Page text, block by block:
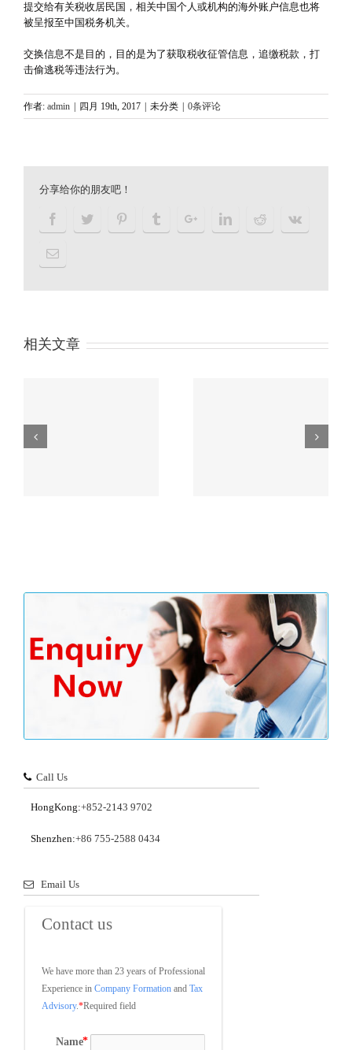
提交给有关税收居民国，相关中国个人或机构的海外账户信息也将
被呈报至中国税务机关。
交换信息不是目的，目的是为了获取税收征管信息，追缴税款，打
击偷逃税等违法行为。
作者: admin 四月 19th, 2017 未分类 0条评论
分享给你的朋友吧！
相关文章
Call Us
HongKong:+852-2143 9702
Shenzhen:+86 755-2588 0434
Email Us
Contact us
We have more than 23 years of Professional
Experience in Company Formation and Tax
Advisory.*Required field
Name